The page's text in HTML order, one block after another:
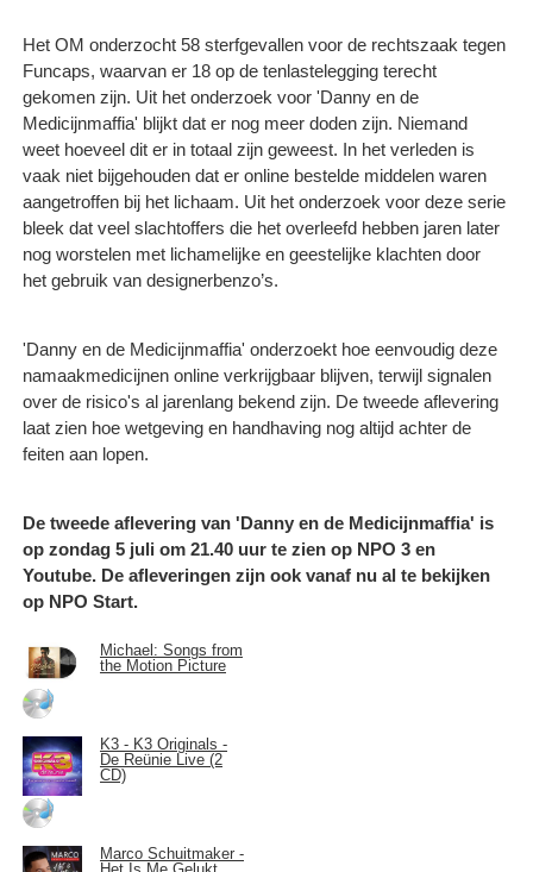
Het OM onderzocht 58 sterfgevallen voor de rechtszaak tegen
Funcaps, waarvan er 18 op de tenlastelegging terecht
gekomen zijn. Uit het onderzoek voor 'Danny en de
Medicijnmaffia' blijkt dat er nog meer doden zijn. Niemand
weet hoeveel dit er in totaal zijn geweest. In het verleden is
vaak niet bijgehouden dat er online bestelde middelen waren
aangetroffen bij het lichaam. Uit het onderzoek voor deze serie
bleek dat veel slachtoffers die het overleefd hebben jaren later
nog worstelen met lichamelijke en geestelijke klachten door
het gebruik van designerbenzo’s.
'Danny en de Medicijnmaffia' onderzoekt hoe eenvoudig deze
namaakmedicijnen online verkrijgbaar blijven, terwijl signalen
over de risico's al jarenlang bekend zijn. De tweede aflevering
laat zien hoe wetgeving en handhaving nog altijd achter de
feiten aan lopen.
De tweede aflevering van 'Danny en de Medicijnmaffia' is
op zondag 5 juli om 21.40 uur te zien op NPO 3 en
Youtube. De afleveringen zijn ook vanaf nu al te bekijken
op NPO Start.
Michael: Songs from
the Motion Picture
K3 - K3 Originals -
De Reünie Live (2
CD)
Marco Schuitmaker -